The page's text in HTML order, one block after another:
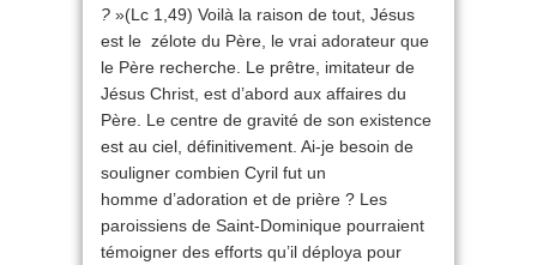
? »(Lc 1,49) Voilà la raison de tout, Jésus
est le zélote du Père, le vrai adorateur que
le Père recherche. Le prêtre, imitateur de
Jésus Christ, est d’abord aux affaires du
Père. Le centre de gravité de son existence
est au ciel, définitivement. Ai-je besoin de
souligner combien Cyril fut un
homme d’adoration et de prière ? Les
paroissiens de Saint-Dominique pourraient
témoigner des efforts qu’il déploya pour